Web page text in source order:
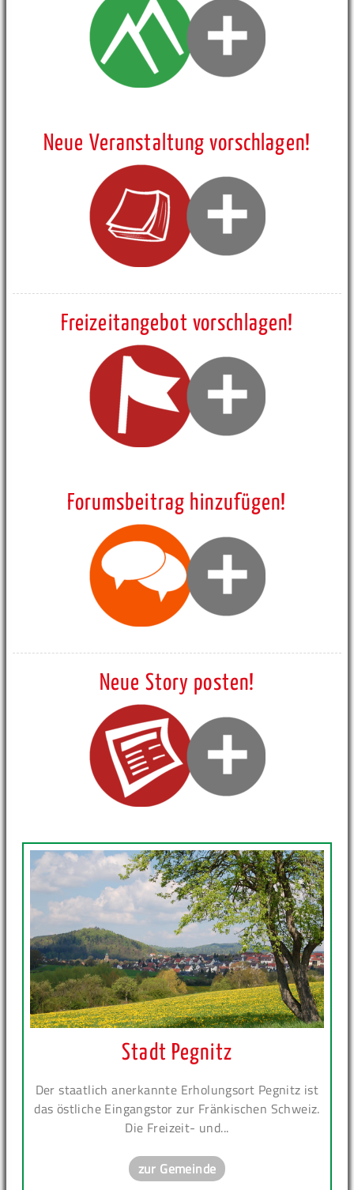
Neue Veranstaltung vorschlagen!
Freizeitangebot vorschlagen!
Forumsbeitrag hinzufügen!
Neue Story posten!
Stadt Pegnitz
Der staatlich anerkannte Erholungsort Pegnitz ist
das östliche Eingangstor zur Fränkischen Schweiz.
Die Freizeit- und...
zur Gemeinde